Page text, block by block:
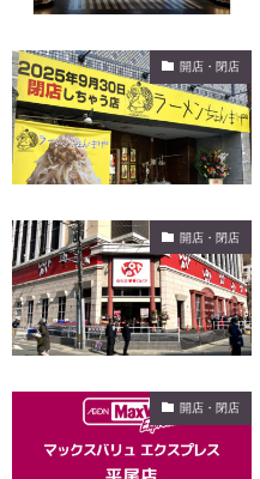
開店・閉店
開店・閉店
開店・閉店